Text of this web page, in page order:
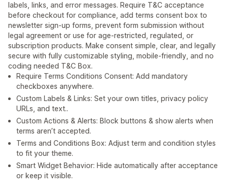
labels, links, and error messages. Require T&C acceptance
before checkout for compliance, add terms consent box to
newsletter sign-up forms, prevent form submission without
legal agreement or use for age-restricted, regulated, or
subscription products. Make consent simple, clear, and legally
secure with fully customizable styling, mobile-friendly, and no
coding needed T&C Box.
Require Terms Conditions Consent: Add mandatory
checkboxes anywhere.
Custom Labels & Links: Set your own titles, privacy policy
URLs, and text..
Custom Actions & Alerts: Block buttons & show alerts when
terms aren’t accepted.
Terms and Conditions Box: Adjust term and condition styles
to fit your theme.
Smart Widget Behavior: Hide automatically after acceptance
or keep it visible.